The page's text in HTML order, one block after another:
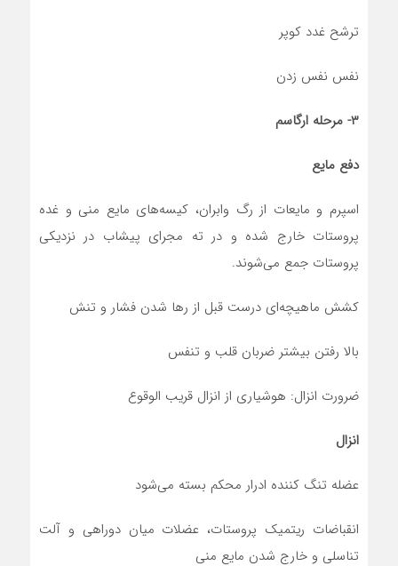
ترشح غدد کوپر
نفس نفس زدن
۳- مرحله ارگاسم
دفع مایع
اسپرم و مایعات از رگ وابران، کیسه‌های مایع منی و غده
پروستات خارج شده و در ته مجرای پیشاب در نزدیکی
پروستات جمع می‌شوند.
کشش ماهیچه‌ای درست قبل از رها شدن فشار و تنش
بالا رفتن بیشتر ضربان قلب و تنفس
ضرورت انزال: هوشیاری از انزال قریب الوقوع
انزال
عضله تنگ کننده ادرار محکم بسته می‌شود
انقباضات ریتمیک پروستات، عضلات میان‌ دوراهی و آلت
تناسلی و خارج شدن مایع منی